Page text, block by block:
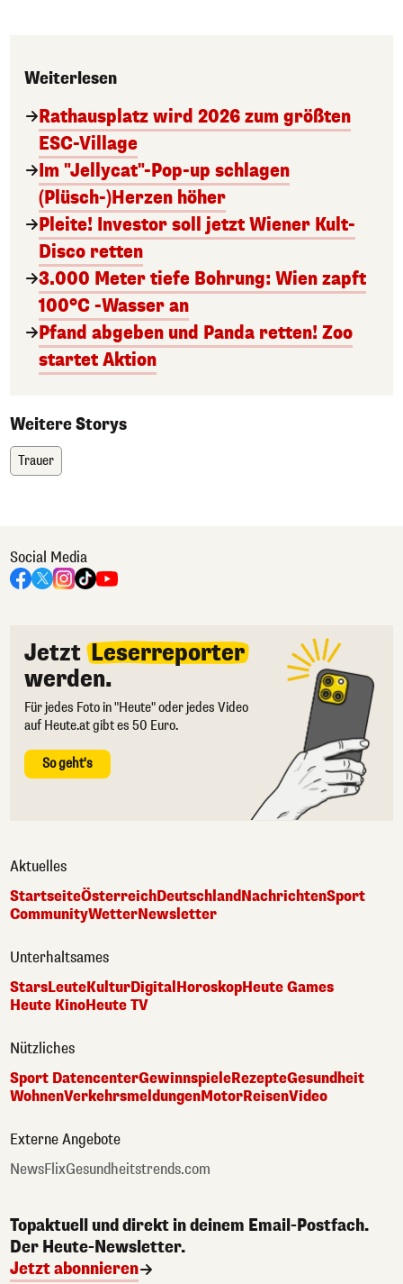
Weiterlesen
Rathausplatz wird 2026 zum größten
ESC-Village
Im "Jellycat"-Pop-up schlagen
(Plüsch-)Herzen höher
Pleite! Investor soll jetzt Wiener Kult-
Disco retten
3.000 Meter tiefe Bohrung: Wien zapft
100°C -Wasser an
Pfand abgeben und Panda retten! Zoo
startet Aktion
Weitere Storys
Trauer
Social Media
Jetzt Leserreporter
werden.
Für jedes Foto in "Heute" oder jedes Video
auf Heute.at gibt es 50 Euro.
So geht's
Aktuelles
StartseiteÖsterreichDeutschlandNachrichtenSport
CommunityWetterNewsletter
Unterhaltsames
StarsLeuteKulturDigitalHoroskopHeute Games
Heute KinoHeute TV
Nützliches
Sport DatencenterGewinnspieleRezepteGesundheit
WohnenVerkehrsmeldungenMotorReisenVideo
Externe Angebote
NewsFlixGesundheitstrends.com
Topaktuell und direkt in deinem Email-Postfach.
Der Heute-Newsletter.
Jetzt abonnieren